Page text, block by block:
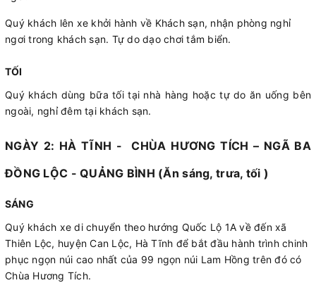
Quý khách lên xe khởi hành về Khách sạn, nhận phòng nghỉ
ngơi trong khách sạn. Tự do dạo chơi tắm biển.
TỐI
Quý khách dùng bữa tối tại nhà hàng hoặc tự do ăn uống bên
ngoài, nghỉ đêm tại khách sạn.
NGÀY 2: HÀ TĨNH - CHÙA HƯƠNG TÍCH – NGÃ BA
ĐỒNG LỘC - QUẢNG BÌNH (Ăn sáng, trưa, tối )
SÁNG
Quý khách xe di chuyển theo hướng Quốc Lộ 1A về đến xã
Thiên Lộc, huyện Can Lộc, Hà Tĩnh để bắt đầu hành trình chinh
phục ngọn núi cao nhất của 99 ngọn núi Lam Hồng trên đó có
Chùa Hương Tích.